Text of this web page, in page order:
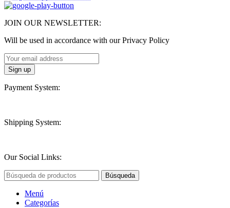
JOIN OUR NEWSLETTER:
Will be used in accordance with our Privacy Policy
Payment System:
Shipping System:
Our Social Links:
Búsqueda
Menú
Categorías